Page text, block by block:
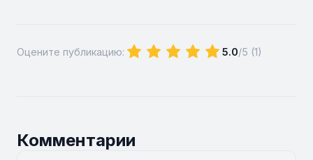
Оцените публикацию: 5.0/5 (1)
Комментарии